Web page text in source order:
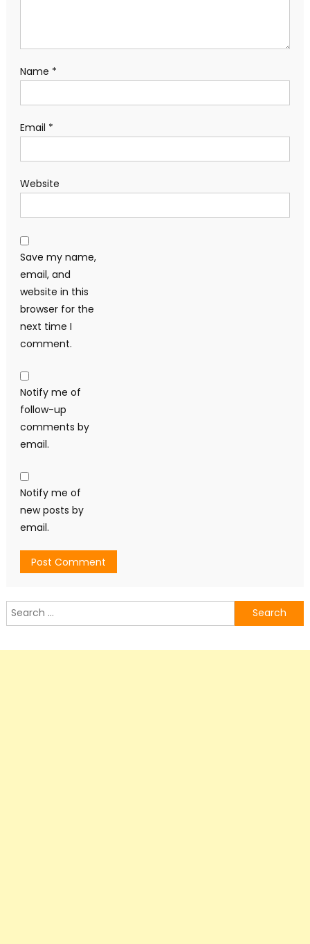
Name *
Email *
Website
Save my name,
email, and
website in this
browser for the
next time I
comment.
Notify me of
follow-up
comments by
email.
Notify me of
new posts by
email.
Search
for: